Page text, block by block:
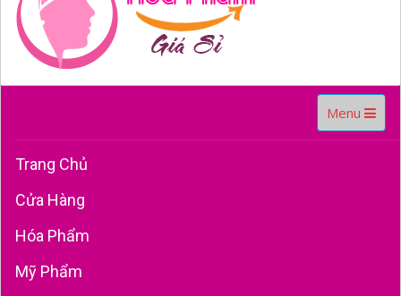
Toggle
navigation
Menu
Trang Chủ
Cửa Hàng
Hóa Phẩm
Mỹ Phẩm